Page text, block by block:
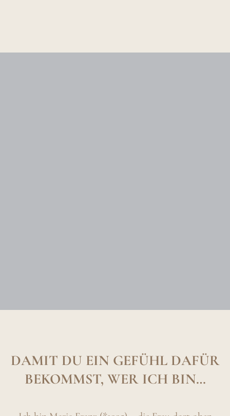
DAMIT DU EIN GEFÜHL DAFÜR
BEKOMMST, WER ICH BIN…